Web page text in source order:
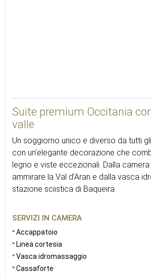
Suite premium Occitania
valle
Un soggiorno unico e diverso da tutti
con un’elegante decorazione che
legno e viste eccezionali. Dalla
ammirare la Val d’Aran e dalla vasca
stazione sciistica di Baqueira.
SERVIZI IN CAMERA
Accappatoio
Linea cortesia
Vasca idromassaggio
Cassaforte